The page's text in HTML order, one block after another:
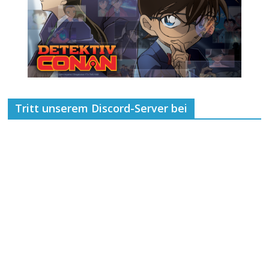
Tritt unserem Discord-Server bei